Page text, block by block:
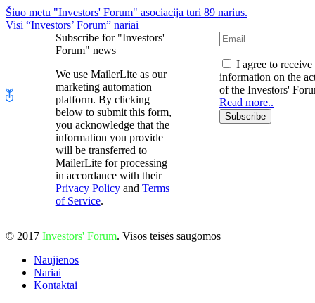
Šiuo metu "Investors' Forum" asociacija turi 89 narius.
Visi “Investors’ Forum” nariai
Subscribe for "Investors'
Forum" news
We use MailerLite as our
marketing automation
platform. By clicking
below to submit this form,
you acknowledge that the
information you provide
will be transferred to
MailerLite for processing
in accordance with their
Privacy Policyand Terms
of Service.
I agree to receive
information on the
of the Investors'
Read more..
Subscribe
© 2017 Investors' Forum. Visos teisės saugomos
Naujienos
Nariai
Kontaktai